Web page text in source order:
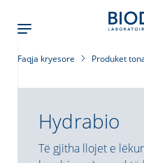
content
Faqja kryesore Produket
Hydrabio
Të gjitha llojet e